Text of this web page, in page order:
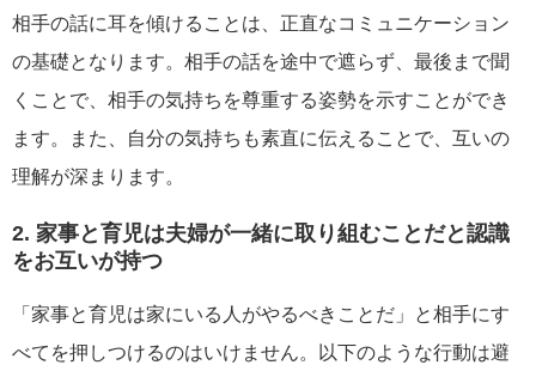
相手の話に耳を傾けることは、正直なコミュニケーション
の基礎となります。相手の話を途中で遮らず、最後まで聞
くことで、相手の気持ちを尊重する姿勢を示すことができ
ます。また、自分の気持ちも素直に伝えることで、互いの
理解が深まります。
2. 家事と育児は夫婦が一緒に取り組むことだと認識
をお互いが持つ
「家事と育児は家にいる人がやるべきことだ」と相手にす
べてを押しつけるのはいけません。以下のような行動は避